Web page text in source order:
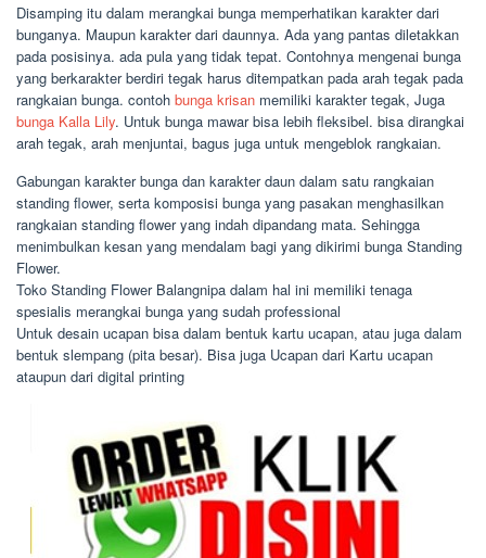
Disamping itu dalam merangkai bunga memperhatikan karakter dari
bunganya. Maupun karakter dari daunnya. Ada yang pantas diletakkan
pada posisinya. ada pula yang tidak tepat. Contohnya mengenai bunga
yang berkarakter berdiri tegak harus ditempatkan pada arah tegak pada
rangkaian bunga. contoh bunga krisan memiliki karakter tegak, Juga
bunga Kalla Lily. Untuk bunga mawar bisa lebih fleksibel. bisa dirangkai
arah tegak, arah menjuntai, bagus juga untuk mengeblok rangkaian.
Gabungan karakter bunga dan karakter daun dalam satu rangkaian
standing flower, serta komposisi bunga yang pasakan menghasilkan
rangkaian standing flower yang indah dipandang mata. Sehingga
menimbulkan kesan yang mendalam bagi yang dikirimi bunga Standing
Flower.
Toko Standing Flower Balangnipa dalam hal ini memiliki tenaga
spesialis merangkai bunga yang sudah professional
Untuk desain ucapan bisa dalam bentuk kartu ucapan, atau juga dalam
bentuk slempang (pita besar). Bisa juga Ucapan dari Kartu ucapan
ataupun dari digital printing